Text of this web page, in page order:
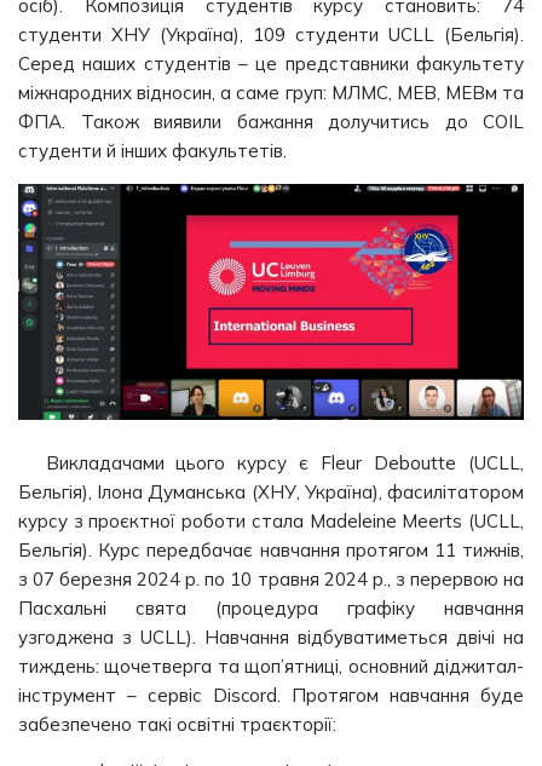
осіб). Композиція студентів курсу становить: 74
студенти ХНУ (Україна), 109 студенти UCLL (Бельгія).
Серед наших студентів – це представники факультету
міжнародних відносин, а саме груп: МЛМС, МЕВ, МЕВм та
ФПА. Також виявили бажання долучитись до COIL
студенти й інших факультетів.
Викладачами цього курсу є Fleur Deboutte (UCLL,
Бельгія), Ілона Думанська (ХНУ, Україна), фасилітатором
курсу з проєктної роботи стала Madeleine Meerts (UCLL,
Бельгія). Курс передбачає навчання протягом 11 тижнів,
з 07 березня 2024 р. по 10 травня 2024 р., з перервою на
Пасхальні свята (процедура графіку навчання
узгоджена з UCLL). Навчання відбуватиметься двічі на
тиждень: щочетверга та щоп’ятниці, основний діджитал-
інструмент – сервіс Discord. Протягом навчання буде
забезпечено такі освітні траєкторії: